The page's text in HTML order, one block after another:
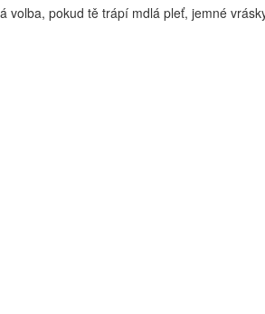
pokud tě trápí mdlá pleť, jemné